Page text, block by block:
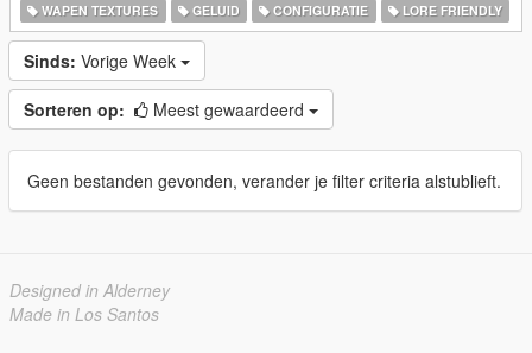
WAPEN TEXTURES
GELUID CONFIGURATIE LORE FRIENDLY
Sinds: Vorige Week
Sorteren op: Meest gewaardeerd
Geen bestanden gevonden, verander je filter criteria alstublieft.
Designed in Alderney
Made in Los Santos